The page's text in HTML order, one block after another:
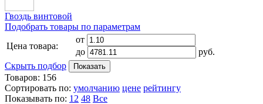
Гвоздь винтовой
Подобрать товары по параметрам
Цена товара:
от
до
руб.
Скрыть подбор
Показать
Товаров: 156
Сортировать по: умолчанию цене рейтингу
Показывать по: 12 48 Все